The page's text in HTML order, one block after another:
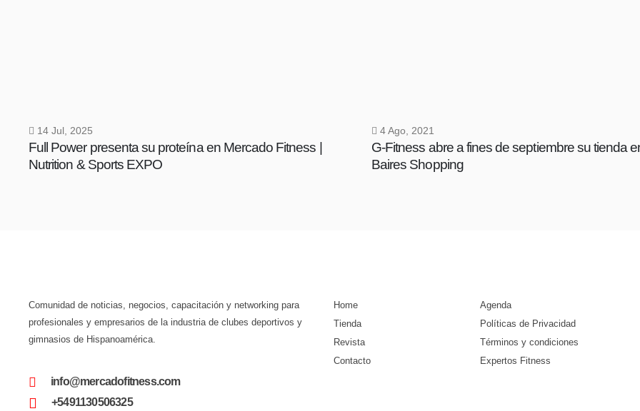
14 Jul, 2025
Full Power presenta su proteína en Mercado Fitness |
Nutrition & Sports EXPO
4 Ago, 2021
G-Fitness abre a fines de septiembre su tienda
Baires Shopping
Comunidad de noticias, negocios, capacitación y networking para
profesionales y empresarios de la industria de clubes deportivos y
gimnasios de Hispanoamérica.
info@mercadofitness.com
+5491130506325
Home
Tienda
Revista
Contacto
Agenda
Políticas de Privacidad
Términos y condiciones
Expertos Fitness